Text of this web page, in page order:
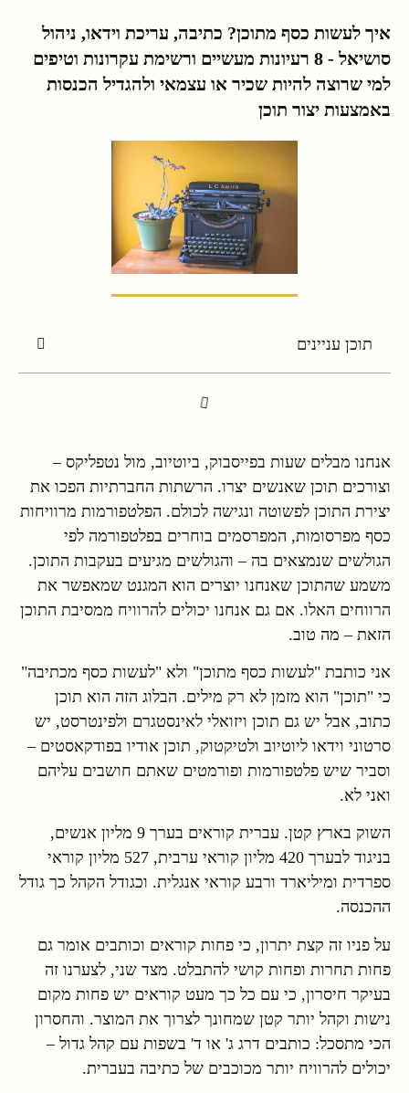
איך לעשות כסף מתוכן? כתיבה, עריכת וידאו, ניהול
סושיאל - 8 רעיונות מעשיים ורשימת עקרונות וטיפים
למי שרוצה להיות שכיר או עצמאי ולהגדיל הכנסות
באמצעות יצור תוכן
תוכן עניינים
אנחנו מבלים שעות בפייסבוק, ביוטיוב, מול נטפליקס –
וצורכים תוכן שאנשים יצרו. הרשתות החברתיות הפכו את
יצירת התוכן לפשוטה ונגישה לכולם. הפלטפורמות מרוויחות
כסף מפרסומות, המפרסמים בוחרים בפלטפורמה לפי
הגולשים שנמצאים בה – והגולשים מגיעים בעקבות התוכן.
משמע שהתוכן שאנחנו יוצרים הוא המגנט שמאפשר את
הרווחים האלו. אם גם אנחנו יכולים להרוויח ממסיבת התוכן
הזאת – מה טוב.
אני כותבת "לעשות כסף מתוכן" ולא "לעשות כסף מכתיבה"
כי "תוכן" הוא מזמן לא רק מילים. הבלוג הזה הוא תוכן
כתוב, אבל יש גם תוכן ויזואלי לאינסטגרם ולפינטרסט, יש
סרטוני וידאו ליוטיוב ולטיקטוק, תוכן אודיו בפודקאסטים –
וסביר שיש פלטפורמות ופורמטים שאתם חושבים עליהם
ואני לא.
השוק בארץ קטן. עברית קוראים בערך 9 מליון אנשים,
בניגוד לבערך 420 מליון קוראי ערבית, 527 מליון קוראי
ספרדית ומיליארד ורבע קוראי אנגלית. וכגודל הקהל כך גודל
ההכנסה.
על פניו זה קצת יתרון, כי פחות קוראים וכותבים אומר גם
פחות תחרות ופחות קושי להתבלט. מצד שני, לצערנו זה
בעיקר חיסרון, כי עם כל כך מעט קוראים יש פחות מקום
נישות וקהל יותר קטן שמחונך לצרוך את המוצר. והחסרון
הכי מתסכל: כותבים דרג ג' או ד' בשפות עם קהל גדול –
יכולים להרוויח יותר מכוכבים של כתיבה בעברית.